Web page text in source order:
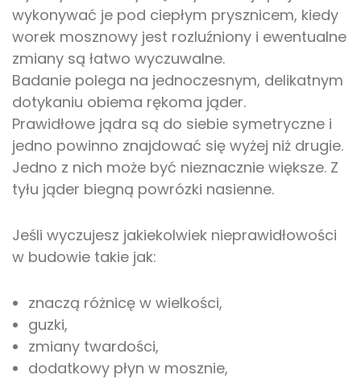
wykonywać je pod ciepłym prysznicem, kiedy
worek mosznowy jest rozluźniony i ewentualne
zmiany są łatwo wyczuwalne.
Badanie polega na jednoczesnym, delikatnym
dotykaniu obiema rękoma jąder.
Prawidłowe jądra są do siebie symetryczne i
jedno powinno znajdować się wyżej niż drugie.
Jedno z nich może być nieznacznie większe. Z
tyłu jąder biegną powrózki nasienne.
Jeśli wyczujesz jakiekolwiek nieprawidłowości
w budowie takie jak:
znaczą różnicę w wielkości,
guzki,
zmiany twardości,
dodatkowy płyn w mosznie,